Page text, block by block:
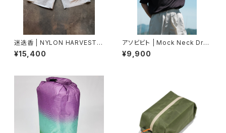
迷迭香 | NYLON HARVEST L
OOSE SHORTS
¥15,400
アソビビト | Mock Neck Dry
T 1 / 3
¥9,900